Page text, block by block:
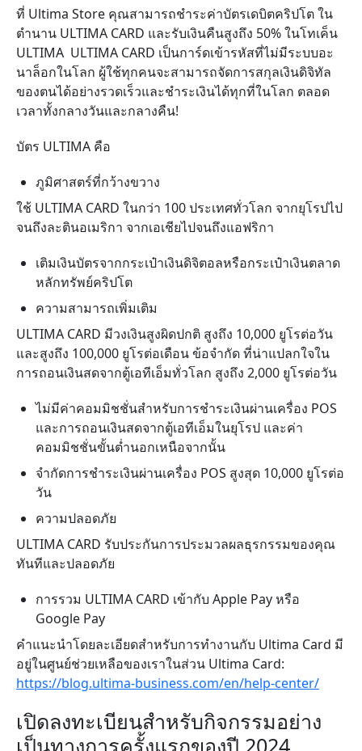
ที่ Ultima Store คุณสามารถชำระค่าบัตรเดบิตคริปโตใน
ตำนาน ULTIMA CARD และรับเงินคืนสูงถึง 50% ในโทเค็น
ULTIMA ULTIMA CARD เป็นการ์ดเข้ารหัสที่ไม่มีระบบอะ
นาล็อกในโลก ผู้ใช้ทุกคนจะสามารถจัดการสกุลเงินดิจิทัล
ของตนได้อย่างรวดเร็วและชำระเงินได้ทุกที่ในโลก ตลอด
เวลาทั้งกลางวันและกลางคืน!
บัตร ULTIMA คือ
ภูมิศาสตร์ที่กว้างขวาง
ใช้ ULTIMA CARD ในกว่า 100 ประเทศทั่วโลก จากยุโรปไป
จนถึงละตินอเมริกา จากเอเชียไปจนถึงแอฟริกา
เติมเงินบัตรจากกระเป๋าเงินดิจิตอลหรือกระเป๋าเงินตลาด
หลักทรัพย์คริปโต
ความสามารถเพิ่มเติม
ULTIMA CARD มีวงเงินสูงผิดปกติ สูงถึง 10,000 ยูโรต่อวัน
และสูงถึง 100,000 ยูโรต่อเดือน ข้อจำกัด ที่น่าแปลกใจใน
การถอนเงินสดจากตู้เอทีเอ็มทั่วโลก สูงถึง 2,000 ยูโรต่อวัน
ไม่มีค่าคอมมิชชั่นสำหรับการชำระเงินผ่านเครื่อง POS
และการถอนเงินสดจากตู้เอทีเอ็มในยุโรป และค่า
คอมมิชชั่นขั้นต่ำนอกเหนือจากนั้น
จำกัดการชำระเงินผ่านเครื่อง POS สูงสุด 10,000 ยูโรต่อ
วัน
ความปลอดภัย
ULTIMA CARD รับประกันการประมวลผลธุรกรรมของคุณ
ทันทีและปลอดภัย
การรวม ULTIMA CARD เข้ากับ Apple Pay หรือ
Google Pay
คำแนะนำโดยละเอียดสำหรับการทำงานกับ Ultima Card มี
อยู่ในศูนย์ช่วยเหลือของเราในส่วน Ultima Card:
https://blog.ultima-business.com/en/help-center/
เปิดลงทะเบียนสำหรับกิจกรรมอย่าง
เป็นทางการครั้งแรกของปี 2024